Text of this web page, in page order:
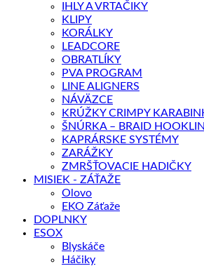
IHLY A VRTAČIKY
KLIPY
KORÁLKY
LEADCORE
OBRATLÍKY
PVA PROGRAM
LINE ALIGNERS
NÁVÄZCE
KRÚŽKY CRIMPY
ŠNÚRKA – BRAID
KAPRÁRSKE SYSTÉMY
ZARÁŽKY
ZMRŠŤOVACIE HADIČKY
MISIEK - ZÁŤAŽE
Olovo
EKO Záťaže
DOPLNKY
ESOX
Blyskáče
Háčiky